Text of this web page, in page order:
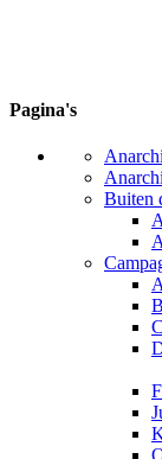
Pagina's
Buiten